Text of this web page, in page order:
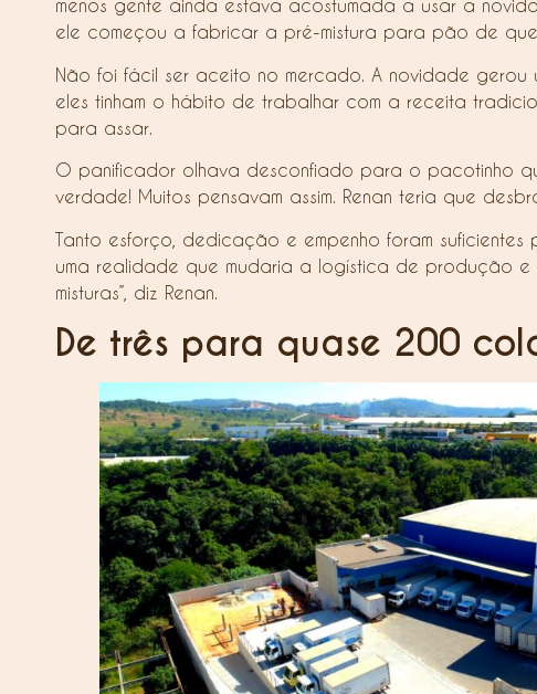
menos gente ainda estava acostumada a usar a
ele começou a fabricar a pré-mistura para pão de
Não foi fácil ser aceito no mercado. A novidade
eles tinham o hábito de trabalhar com a receita
para assar.
O panificador olhava desconfiado para o pacotinho
verdade! Muitos pensavam assim. Renan teria que
Tanto esforço, dedicação e empenho foram
uma realidade que mudaria a logística de produção e
misturas”, diz Renan.
De três para quase 200